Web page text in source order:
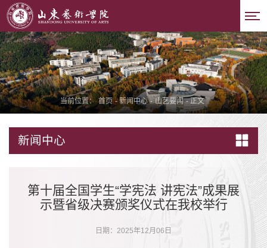
当前位置： 首页 - 新闻中心 - 山艺要闻 - 正文
新闻中心
第十届全国学生“学宪法 讲宪法”成果展
示暨省级决赛颁奖仪式在我校举行
日期：2025年12月06日